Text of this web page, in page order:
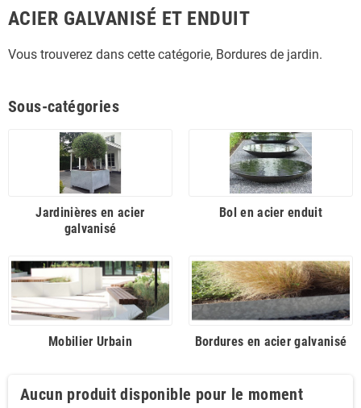
ACIER GALVANISÉ ET ENDUIT
Vous trouverez dans cette catégorie, Bordures de jardin.
Sous-catégories
Jardinières en acier
galvanisé
Bol en acier enduit
Mobilier Urbain Bordures en acier galvanisé
Aucun produit disponible pour le moment